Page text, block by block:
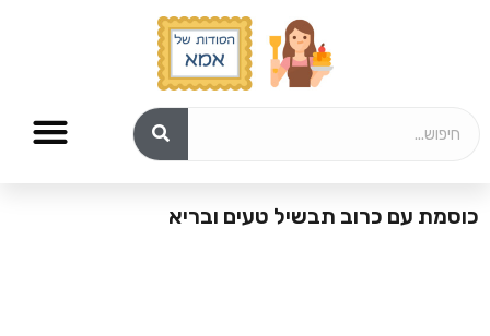
כוסמת עם כרוב תבשיל טעים ובריא